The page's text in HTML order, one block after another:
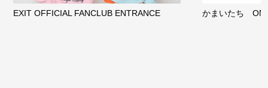
EXIT OFFICIAL FANCLUB ENTRANCE かまいたち